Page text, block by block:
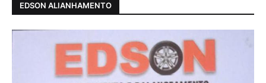
EDSON ALIANHAMENTO